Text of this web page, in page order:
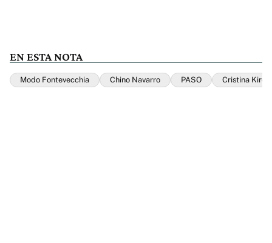
EN ESTA NOTA
Modo Fontevecchia Chino Navarro PASO Cristina